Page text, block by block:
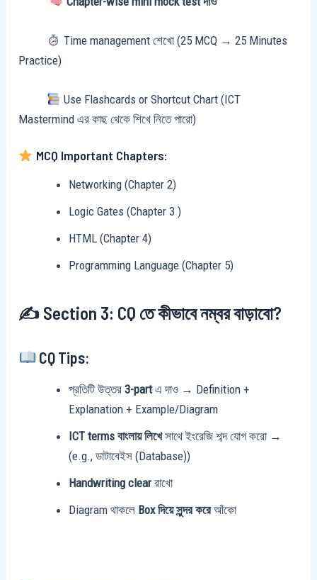
Time management শেখো (25 MCQ → 25 Minutes
Practice)
Use Flashcards or Shortcut Chart (ICT
Mastermind এর কাছ থেকে শিখে নিতে পারো)
MCQ Important Chapters:
Networking (Chapter 2)
Logic Gates (Chapter 3 )
HTML (Chapter 4)
Programming Language (Chapter 5)
✍️ Section 3: CQ তে কীভাবে নম্বর বাড়াবো?
CQ Tips:
প্রতিটি উত্তর3-partএ দাও → Definition +
Explanation + Example/Diagram
ICT terms বাংলায় লিখেসাথে ইংরেজি শব্দ যোগ করো →
(e.g., ডাটাবেইস (Database))
Handwriting clear রাখো
Diagram থাকলে Box দিয়ে সুন্দর করেআঁকো